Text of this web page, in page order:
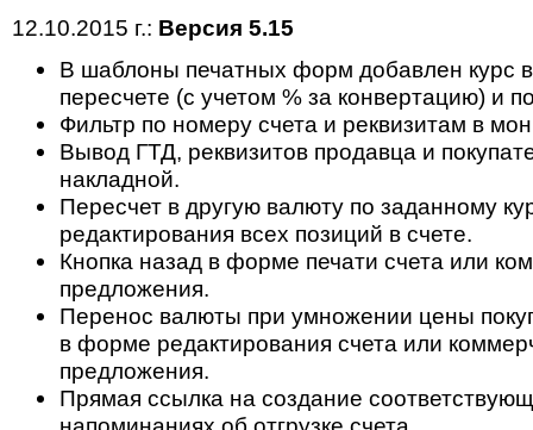
12.10.2015 г.: Версия 5.15
В шаблоны печатных форм добавлен курс
пересчете (с учетом % за конвертацию) и
Фильтр по номеру счета и реквизитам в
Вывод ГТД, реквизитов продавца и
накладной.
Пересчет в другую валюту по заданному
редактирования всех позиций в счете.
Кнопка назад в форме печати счета или
предложения.
Перенос валюты при умножении цены
в форме редактирования счета или
предложения.
Прямая ссылка на создание